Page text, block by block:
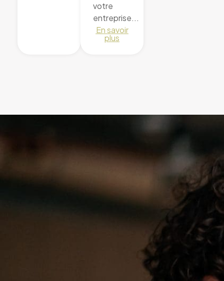
votre
entreprise...
En savoir
plus